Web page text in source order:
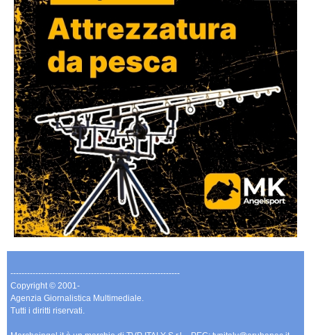
-------------------------------------------------------------
Copyright © 2001-
Agenzia Giornalistica Multimediale.
Tutti i diritti riservati.